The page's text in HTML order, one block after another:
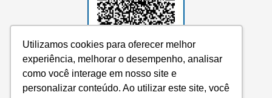
Utilizamos cookies para oferecer melhor
experiência, melhorar o desempenho, analisar
como você interage em nosso site e
personalizar conteúdo. Ao utilizar este site, você